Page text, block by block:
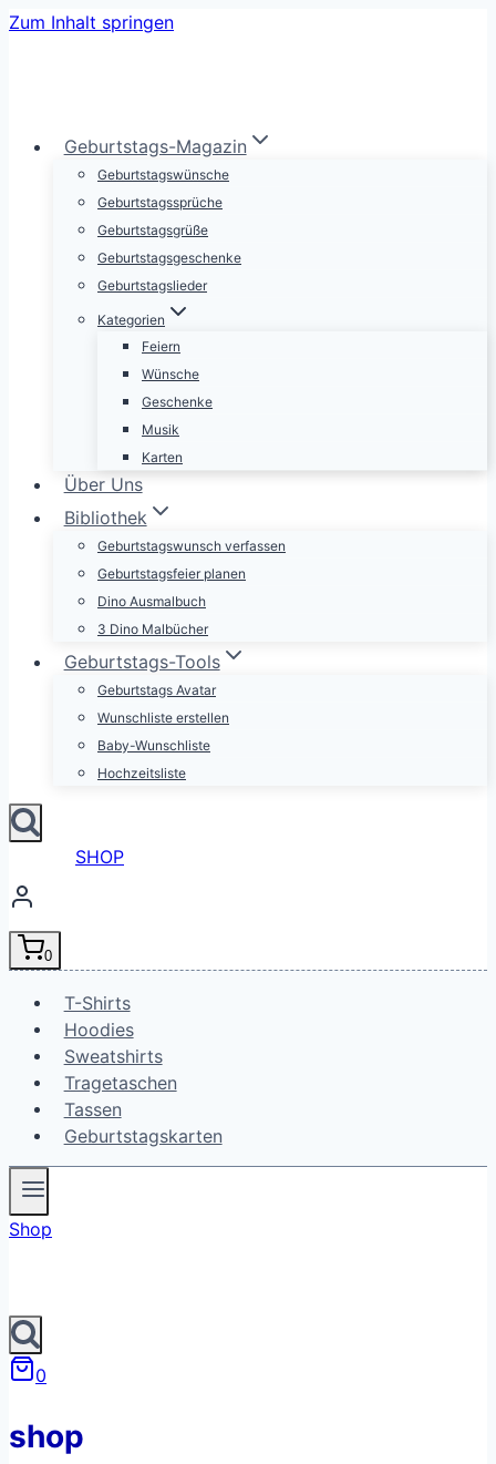
Zum Inhalt springen
Geburtstags-Magazin
Geburtstagswünsche
Geburtstagssprüche
Geburtstagsgrüße
Geburtstagsgeschenke
Geburtstagslieder
Kategorien
Feiern
Wünsche
Geschenke
Musik
Karten
Über Uns
Bibliothek
Geburtstagswunsch verfassen
Geburtstagsfeier planen
Dino Ausmalbuch
3 Dino Malbücher
Geburtstags-Tools
Geburtstags Avatar
Wunschliste erstellen
Baby-Wunschliste
Hochzeitsliste
SHOP
0
T-Shirts
Hoodies
Sweatshirts
Tragetaschen
Tassen
Geburtstagskarten
Shop
0
shop